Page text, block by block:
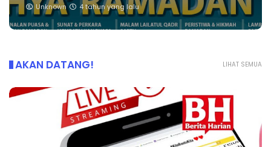
Unknown 4 tahun yang lalu
LIHAT SEMUA
AKAN DATANG!